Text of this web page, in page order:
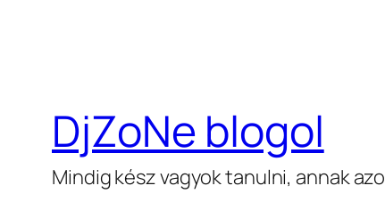
DjZoNe blogol
Mindig kész vagyok tanulni, annak